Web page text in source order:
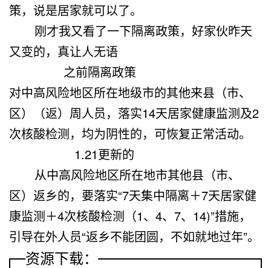
策，说是居家就可以了。
刚才我又看了一下隔离政策，好家伙昨天
又变的，真让人无语
之前隔离政策
对中高风险地区所在地级市的其他来县（市、
区）（返）周人员，落实14天居家健康监测及2
次核酸检测，均为阴性的，可恢复正常活动。
1.21更新的
从中高风险地区所在地市其他县（市、
区）返乡的，要落实“7天集中隔离＋7天居家健
康监测＋4次核酸检测（1、4、7、14)”措施，
引导在外人员“返乡不能团圆，不如就地过年”。
资源下载：